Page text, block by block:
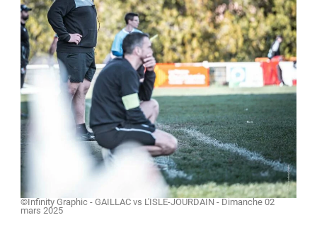
©Infinity Graphic - GAILLAC vs L'ISLE-JOURDAIN - Dimanche 02
mars 2025